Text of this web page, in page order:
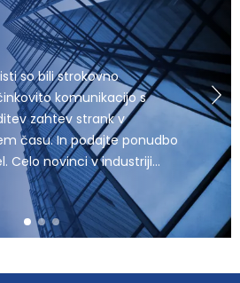
so bili strokovno
komunikacijo s
zahtev strank v
času. In podajte ponudbo
Celo novinci v industriji
svoje podjetje čim prej